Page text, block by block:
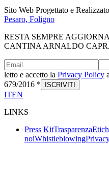
Sito Web Progettato e
Pesaro, Foligno
RESTA SEMPRE
CANTINA ARNALDO
letto e accetto la Privacy Policy
679/2016 *
ISCRIVITI
ITEN
LINKS
Press KitTrasparenza
noiWhistleblowing